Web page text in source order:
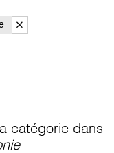
catégorie dans